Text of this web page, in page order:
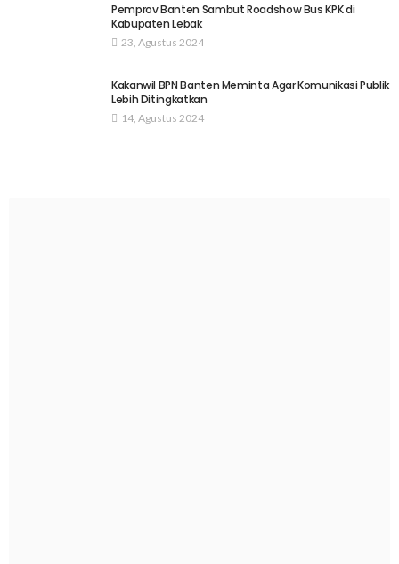
Pemprov Banten Sambut Roadshow Bus KPK di
Kabupaten Lebak
23, Agustus 2024
Kakanwil BPN Banten Meminta Agar Komunikasi Publik
Lebih Ditingkatkan
14, Agustus 2024